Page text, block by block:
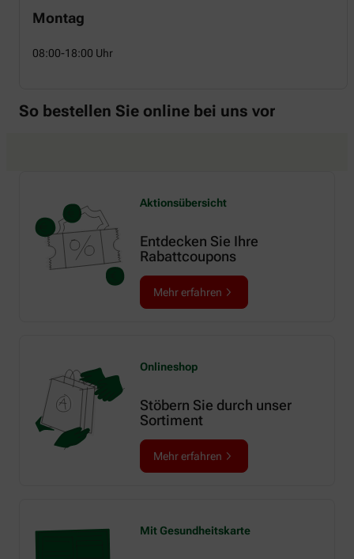
Montag
08:00-18:00 Uhr
So bestellen Sie online bei uns vor
Aktionsübersicht
Entdecken Sie Ihre
Rabattcoupons
Mehr erfahren
Onlineshop
Stöbern Sie durch unser
Sortiment
Mehr erfahren
Mit Gesundheitskarte